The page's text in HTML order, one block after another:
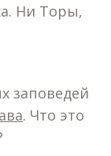
Ни Торы,
заповедей
. Что это